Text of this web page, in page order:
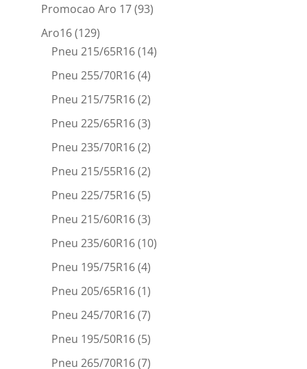
Promocao Aro 17(93)
Aro16(129)
Pneu 215/65R16(14)
Pneu 255/70R16(4)
Pneu 215/75R16(2)
Pneu 225/65R16(3)
Pneu 235/70R16(2)
Pneu 215/55R16(2)
Pneu 225/75R16(5)
Pneu 215/60R16(3)
Pneu 235/60R16(10)
Pneu 195/75R16(4)
Pneu 205/65R16(1)
Pneu 245/70R16(7)
Pneu 195/50R16(5)
Pneu 265/70R16(7)